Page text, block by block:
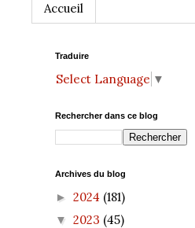
Accueil
Traduire
Select Language ▼
Rechercher dans ce blog
Archives du blog
► 2024 (181)
▼ 2023 (45)